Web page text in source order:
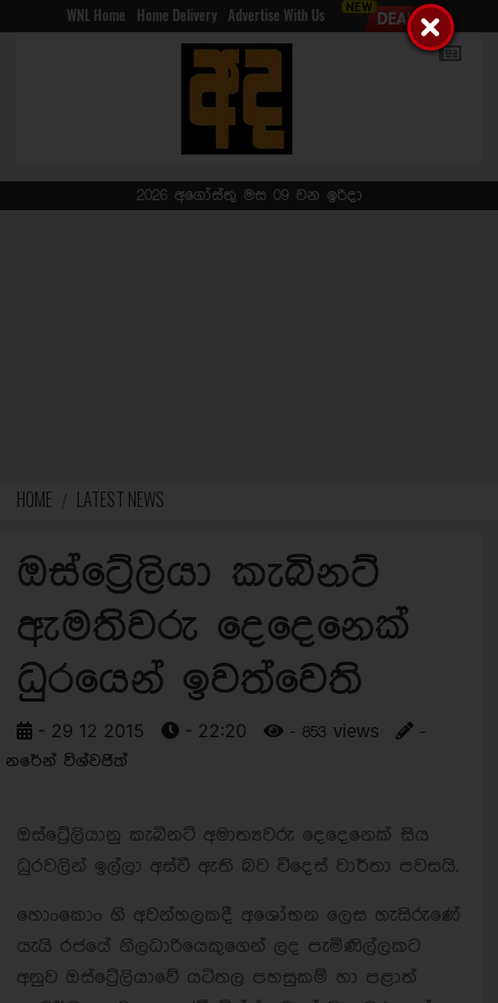
WNL Home Home Delivery Advertise With Us
2026 අගෝස්තු මස 09 වන ඉරිදා
HOME LATEST NEWS
ඔස්ට්‍රේලියා කැබිනට්
ඇමතිවරු දෙදෙනෙක්
ධුරයෙන් ඉවත්වෙති
- 29 12 2015 - 22:20 - 853 views
-
නරේන් විශ්වජිත්
ඔස්ට්‍රේලියානු කැබිනට් අමාත්‍යවරු දෙදෙනෙක් සිය
ධුරවලින් ඉල්ලා අස්වී ඇති බව විදෙස් වාර්තා පවසයි.
හොංකොං හි අවන්හලකදී අශෝභන ලෙස හැසිරුණේ
යැයි රජයේ නිලධාරියෙකුගෙන් ලද පැමිණිල්ලකට
අනුව ඔස්ට්‍රේලියාවේ යටිතල පහසුකම් හා පළාත්